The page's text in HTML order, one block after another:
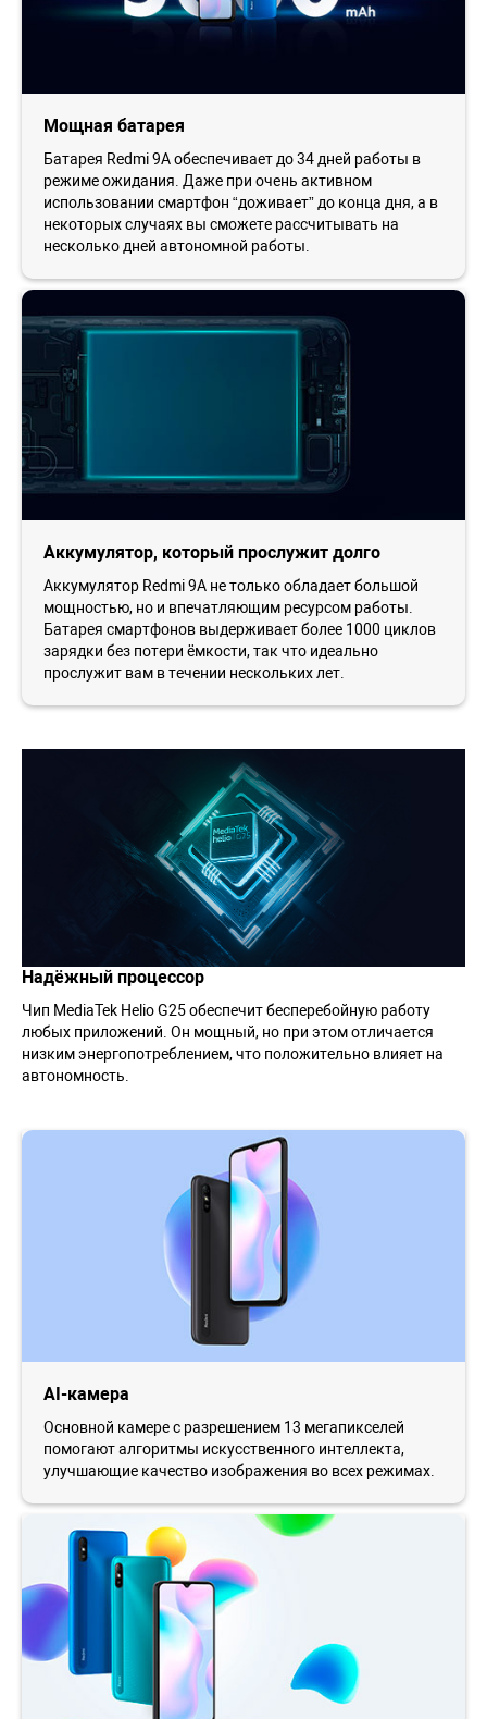
Мощная батарея
Батарея Redmi 9A обеспечивает до 34 дней работы в
режиме ожидания. Даже при очень активном
использовании смартфон “доживает” до конца дня, а в
некоторых случаях вы сможете рассчитывать на
несколько дней автономной работы.
Аккумулятор, который прослужит долго
Аккумулятор Redmi 9A не только обладает большой
мощностью, но и впечатляющим ресурсом работы.
Батарея смартфонов выдерживает более 1000 циклов
зарядки без потери ёмкости, так что идеально
прослужит вам в течении нескольких лет.
Надёжный процессор
Чип MediaTek Helio G25 обеспечит бесперебойную работу
любых приложений. Он мощный, но при этом отличается
низким энергопотреблением, что положительно влияет на
автономность.
AI-камера
Основной камере с разрешением 13 мегапикселей
помогают алгоритмы искусственного интеллекта,
улучшающие качество изображения во всех режимах.